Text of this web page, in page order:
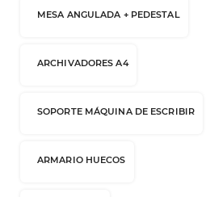
MESA ANGULADA + PEDESTAL
ARCHIVADORES A4
SOPORTE MÁQUINA DE ESCRIBIR
ARMARIO HUECOS